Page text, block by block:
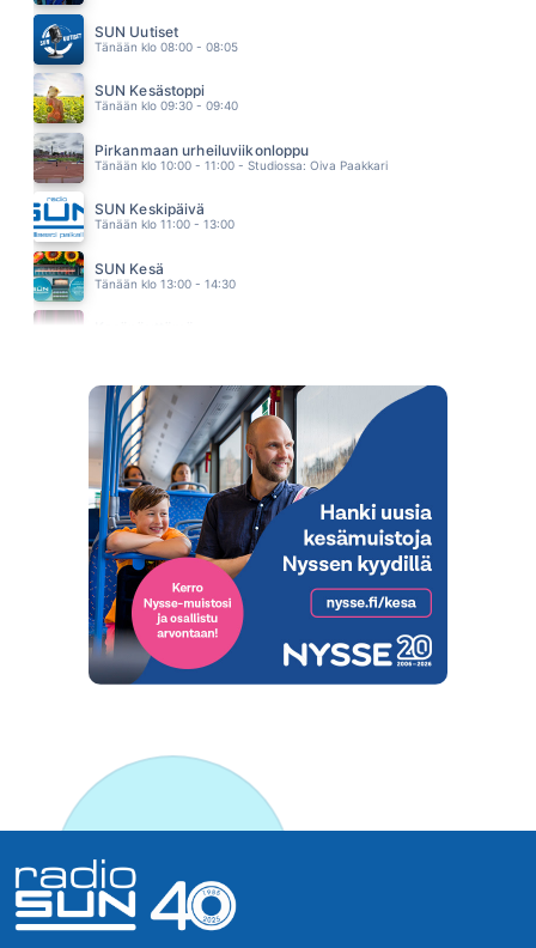
PEKKA TIILIKAINEN & BEATMAKERS
17.43
SUN Uutiset
Tänään klo 08:00 - 08:05
SUN Kesästoppi
Tänään klo 09:30 - 09:40
Pirkanmaan urheiluviikonloppu
Tänään klo 10:00 - 11:00 - Studiossa: Oiva Paakkari
SUN Keskipäivä
Tänään klo 11:00 - 13:00
SUN Kesä
Tänään klo 13:00 - 14:30